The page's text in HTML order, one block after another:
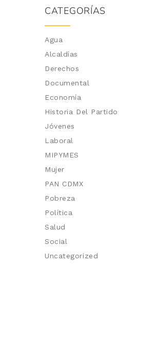
CATEGORÍAS
Agua
Alcaldías
Derechos
Documental
Economía
Historia Del Partido
Jóvenes
Laboral
MIPYMES
Mujer
PAN CDMX
Pobreza
Política
Salud
Social
Uncategorized